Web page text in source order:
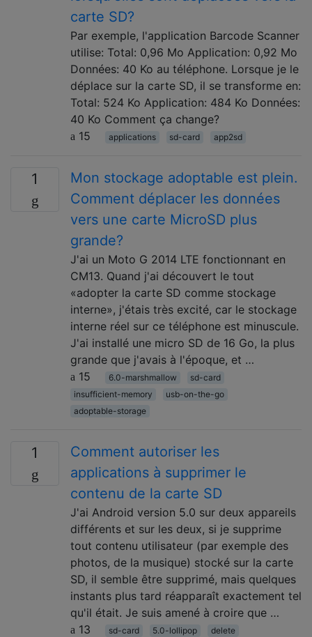
carte SD?
Par exemple, l'application Barcode Scanner
utilise: Total: 0,96 Mo Application: 0,92 Mo
Données: 40 Ko au téléphone. Lorsque je le
déplace sur la carte SD, il se transforme en:
Total: 524 Ko Application: 484 Ko Données:
40 Ko Comment ça change?
15
applications sd-card app2sd
1
Mon stockage adoptable est plein.
Comment déplacer les données
vers une carte MicroSD plus
grande?
J'ai un Moto G 2014 LTE fonctionnant en
CM13. Quand j'ai découvert le tout
«adopter la carte SD comme stockage
interne», j'étais très excité, car le stockage
interne réel sur ce téléphone est minuscule.
J'ai installé une micro SD de 16 Go, la plus
grande que j'avais à l'époque, et …
15
6.0-marshmallow
sd-card
insufficient-memory
usb-on-the-go
adoptable-storage
1
Comment autoriser les
applications à supprimer le
contenu de la carte SD
J'ai Android version 5.0 sur deux appareils
différents et sur les deux, si je supprime
tout contenu utilisateur (par exemple des
photos, de la musique) stocké sur la carte
SD, il semble être supprimé, mais quelques
instants plus tard réapparaît exactement tel
qu'il était. Je suis amené à croire que …
13
sd-card 5.0-lollipop delete